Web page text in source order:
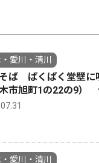
愛川・清川
ば ぱくぱく堂壁に
木市旭町1の22の9）
愛川・清川